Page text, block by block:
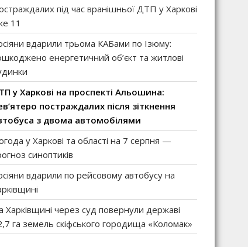
під час вранішньої ДТП у Харкові
11
вдарили трьома КАБами по Ізюму:
енергетичний об’єкт та житлові
у Харкові на проспекті Альошина:
постраждалих після зіткнення
з двома автомобілями
у Харкові та області на 7 серпня —
синоптиків
вдарили по рейсовому автобусу на
Харківщині через суд повернули державі
га земель скіфського городища «Коломак»